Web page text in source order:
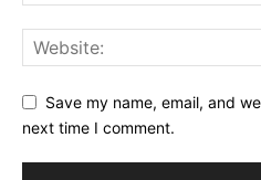
Save my name, email, and
next time I comment.